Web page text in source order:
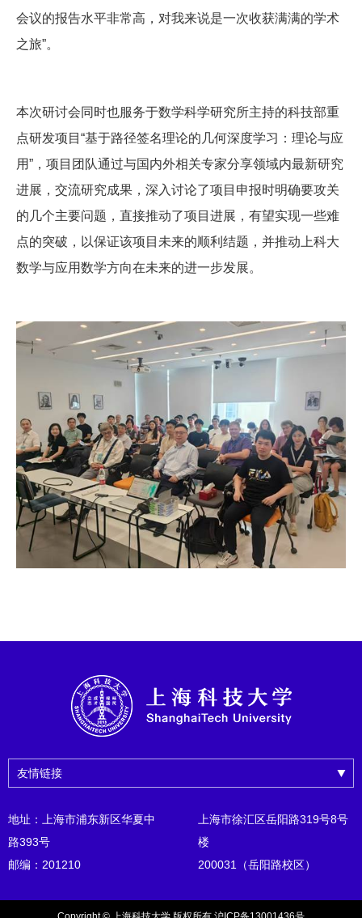
会议的报告水平非常高，对我来说是一次收获满满的学术
之旅”。
本次研讨会同时也服务于数学科学研究所主持的科技部重
点研发项目“基于路径签名理论的几何深度学习：理论与应
用”，项目团队通过与国内外相关专家分享领域内最新研究
进展，交流研究成果，深入讨论了项目申报时明确要攻关
的几个主要问题，直接推动了项目进展，有望实现一些难
点的突破，以保证该项目未来的顺利结题，并推动上科大
数学与应用数学方向在未来的进一步发展。
友情链接
地址：上海市浦东新区华夏中
路393号
邮编：201210
上海市徐汇区岳阳路319号8号
楼
200031（岳阳路校区）